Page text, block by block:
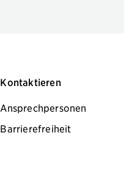
Kontaktieren
Ansprechpersonen
Barrierefreiheit